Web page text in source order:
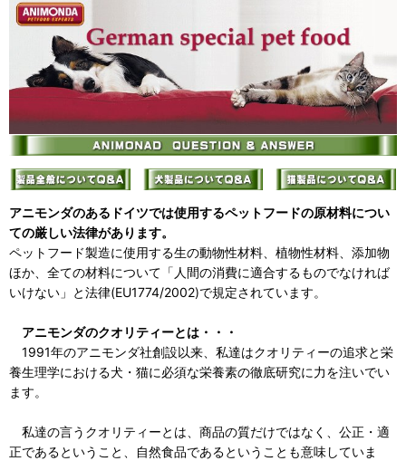
アニモンダのあるドイツでは使用するペットフードの原材料につい
ての厳しい法律があります。
ペットフード製造に使用する生の動物性材料、植物性材料、添加物
ほか、全ての材料について「人間の消費に適合するものでなければ
いけない」と法律(EU1774/2002)で規定されています。
アニモンダのクオリティーとは・・・
1991年のアニモンダ社創設以来、私達はクオリティーの追求と栄
養生理学における犬・猫に必須な栄養素の徹底研究に力を注いでい
ます。
私達の言うクオリティーとは、商品の質だけではなく、公正・適
正であるということ、自然食品であるということも意味していま